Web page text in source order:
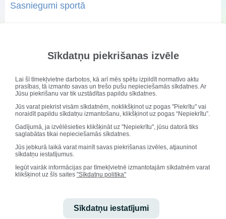
Sīkdatņu piekrišanas izvēle
Lai šī tīmekļvietne darbotos, kā arī mēs spētu izpildīt normatīvo aktu
prasības, tā izmanto savas un trešo pušu nepieciešamās sīkdatnes. Ar
Jūsu piekrišanu var tik uzstādītas papildu sīkdatnes.
Jūs varat piekrist visām sīkdatnēm, noklikšķinot uz pogas "Piekrītu" vai
noraidīt papildu sīkdatņu izmantošanu, klikšķinot uz pogas “Nepiekrītu”.
Gadījumā, ja izvēlēsieties klikšķināt uz "Nepiekrītu", jūsu datorā tiks
saglabātas tikai nepieciešamās sīkdatnes.
Jūs jebkurā laikā varat mainīt savas piekrišanas izvēles, atjauninot
sīkdatņu iestatījumus.
Iegūt vairāk informācijas par tīmekļvietnē izmantotajām sīkdatnēm varat
klikšķinot uz šīs saites "Sīkdatņu politika"
Sīkdatņu iestatījumi
Sasniegumi sportā
Saldus novada skolu
komandai- Marks Mežiņš,
Voldemārs Ronis, Rainers
Apinis, Nils Mednis, Kurts
Štengels, Ivo
Osis-1.vieta(skolotājs
Rudens krosa stafetēs
Anabellai Beķerei, Petrai Krausai, Markusam Gurskim, Jēkabam
Mālniekam2.vieta(skolotāja I.Grinberga un S.Mālniece)
Gustavam Skadmanim, Markusam Harunam, Oskaram Krastam, Emīlam
Sveicam svētkos!